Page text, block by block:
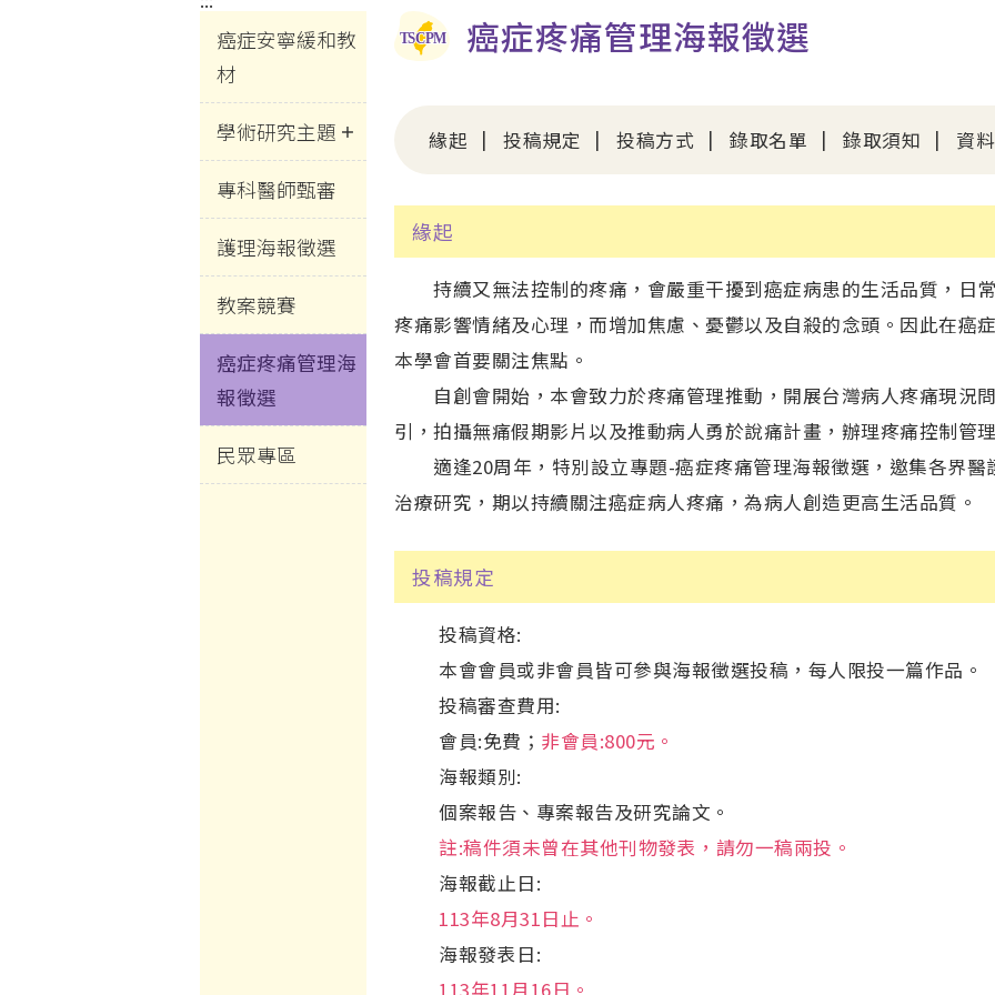
癌症安寧緩和教
材
學術研究主題
專科醫師甄審
護理海報徵選
教案競賽
癌症疼痛管理海
報徵選
民眾專區
癌症疼痛管理海報徵選
緣起 投稿規定 投稿方式 錄取名單 錄取須知 資
緣起
持續又無法控制的疼痛，會嚴重干擾到癌症病患的生活品質，日
疼痛影響情緒及心理，而增加焦慮、憂鬱以及自殺的念頭。因此在癌
本學會首要關注焦點。
自創會開始，本會致力於疼痛管理推動，開展台灣病人疼痛現況
引，拍攝無痛假期影片以及推動病人勇於說痛計畫，辦理疼痛控制管
適逢20周年，特別設立專題-癌症疼痛管理海報徵選，邀集各界醫
治療研究，期以持續關注癌症病人疼痛，為病人創造更高生活品質。
投稿規定
投稿資格:
本會會員或非會員皆可參與海報徵選投稿，每人限投一篇作品。
投稿審查費用:
會員:免費； 非會員:800元。
海報類別:
個案報告、專案報告及研究論文。
註:稿件須未曾在其他刊物發表，請勿一稿兩投。
海報截止日:
113年8月31日止。
海報發表日:
113年11月16日。